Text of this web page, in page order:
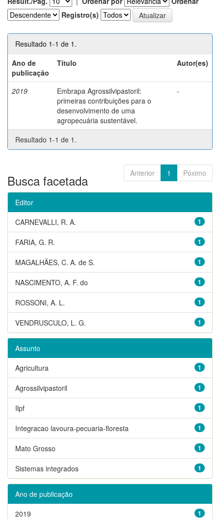
Registro(s)
Resultado 1-1 de 1.
Ano de
publicação
Título Autor(es)
2019
Embrapa Agrossilvipastoril:
primeiras contribuições para o
desenvolvimento de uma
agropecuária sustentável.
-
Resultado 1-1 de 1.
Anterior 1 Póximo
Busca facetada
Editor
1
CARNEVALLI, R. A.
1
FARIA, G. R.
1
MAGALHÃES, C. A. de S.
1
NASCIMENTO, A. F. do
1
ROSSONI, A. L.
1
VENDRUSCULO, L. G.
Assunto
1
Agricultura
1
Agrossilvipastoril
1
Ilpf
1
Integracao lavoura-pecuaria-floresta
1
Mato Grosso
1
Sistemas integrados
Ano de publicação
1
2019